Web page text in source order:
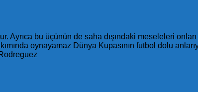
Ayrıca bu üçünün de saha dışındaki meseleleri
oynayamaz Dünya Kupasının futbol dolu